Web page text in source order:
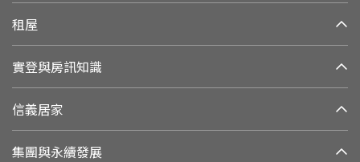
租屋
實登與房訊知識
信義居家
集團與永續發展